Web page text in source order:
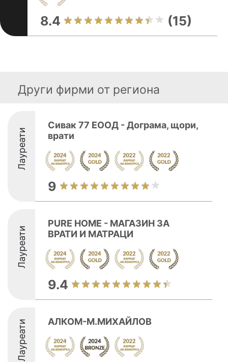
8.4 (15)
Други фирми от региона
Лауреати
Сивак 77 ЕООД - Дограма, щори,
врати
9
Лауреати
PURE HOME - МАГАЗИН ЗА
ВРАТИ И МАТРАЦИ
9.4
Лауреати АЛКОМ-М.МИХАЙЛОВ